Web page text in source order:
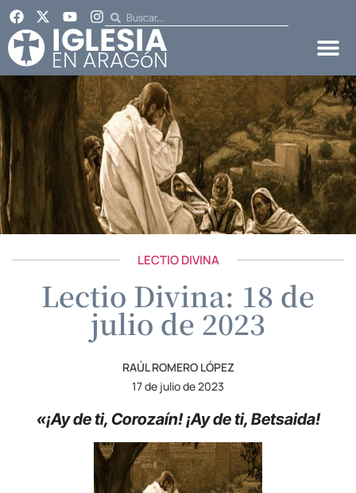
LECTIO DIVINA
Lectio Divina: 18 de
julio de 2023
RAÚL ROMERO LÓPEZ
17 de julio de 2023
«¡Ay de ti, Corozaín! ¡Ay de ti, Betsaida!